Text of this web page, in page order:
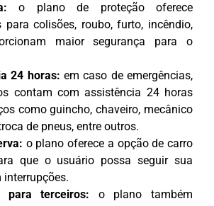
o plano de proteção oferece
para colisões, roubo, furto, incêndio,
maior segurança para o
24 horas: em caso de emergências,
contam com assistência 24 horas
como guincho, chaveiro, mecânico
de pneus, entre outros.
o plano oferece a opção de carro
que o usuário possa seguir sua
interrupções.
para terceiros: o plano também